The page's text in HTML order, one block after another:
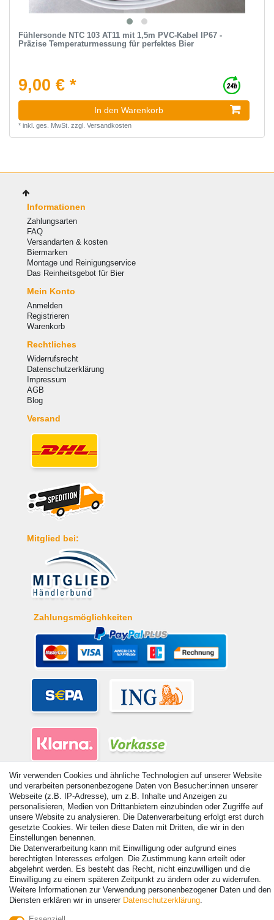
Fühlersonde NTC 103 AT11 mit 1,5m PVC-Kabel IP67 -
Präzise Temperaturmessung für perfektes Bier
9,00 € *
In den Warenkorb
* inkl. ges. MwSt. zzgl. Versandkosten
Informationen
Zahlungsarten
FAQ
Versandarten & kosten
Biermarken
Montage und Reinigungservice
Das Reinheitsgebot für Bier
Mein Konto
Anmelden
Registrieren
Warenkorb
Rechtliches
Widerrufsrecht
Datenschutzerklärung
Impressum
AGB
Blog
Versand
Mitglied bei:
Zahlungsmöglichkeiten
© Copyright 2026 | Alle Rechte vorbehalten. - Alle Rechte vorbehalten.
Preisangaben inkl. gesetzl. 19% MwSt. | Grundpreise siehe Artikeldetail | *Gilt für
Lieferungen nach Deutschland!
Vertrag widerrufen Kontakt
Wir verwenden Cookies und ähnliche Technologien auf unserer Website
und verarbeiten personenbezogene Daten von Besucher:innen unserer
Webseite (z.B. IP-Adresse), um z.B. Inhalte und Anzeigen zu
personalisieren, Medien von Drittanbietern einzubinden oder Zugriffe auf
unsere Website zu analysieren. Die Datenverarbeitung erfolgt erst durch
gesetzte Cookies. Wir teilen diese Daten mit Dritten, die wir in den
Einstellungen benennen.
Die Datenverarbeitung kann mit Einwilligung oder aufgrund eines
berechtigten Interesses erfolgen. Die Zustimmung kann erteilt oder
abgelehnt werden. Es besteht das Recht, nicht einzuwilligen und die
Einwilligung zu einem späteren Zeitpunkt zu ändern oder zu widerrufen.
Weitere Informationen zur Verwendung personenbezogener Daten und den
Diensten erklären wir in unserer Daten­schutz­erklärung.